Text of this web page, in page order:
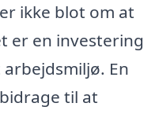
ikke blot om at
er en investering
En
til at